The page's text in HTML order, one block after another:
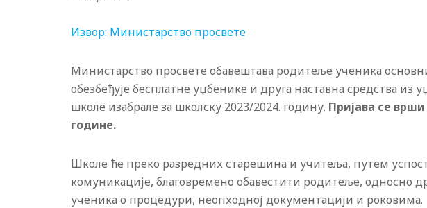
Извор: Министарство просвете
Министарство просвете обавештава родитеље ученика
обезбеђује бесплатне уџбенике и друга наставна средства из
школе изабрале за школску 2023/2024. годину. Пријава се
године.
Школе ће преко разредних старешина и учитеља, путем
комуникације, благовремено обавестити родитеље, односно
ученика o процедури, неопходној документацији и роковима.